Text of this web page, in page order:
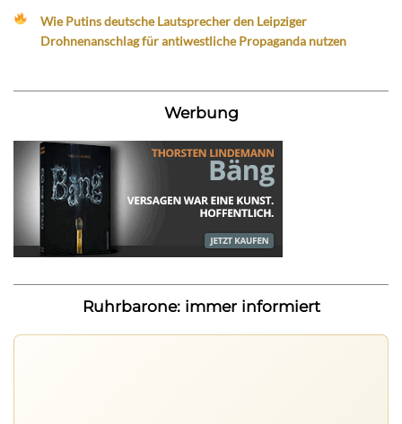
Wie Putins deutsche Lautsprecher den Leipziger
Drohnenanschlag für antiwestliche Propaganda nutzen
Werbung
Ruhrbarone: immer informiert